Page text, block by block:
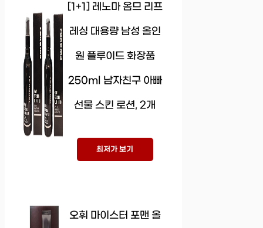
[1+1] 레노마 옴므 리프
레싱 대용량 남성 올인
원 플루이드 화장품
250ml 남자친구 아빠
선물 스킨 로션, 2개
최저가 보기
오휘 마이스터 포맨 올